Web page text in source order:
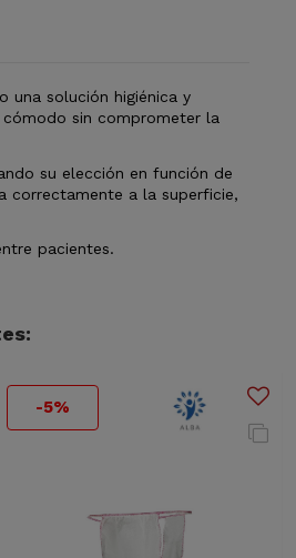
una solución higiénica y
sin comprometer la
su elección en función de
correctamente a la superficie,
pacientes.
-5%